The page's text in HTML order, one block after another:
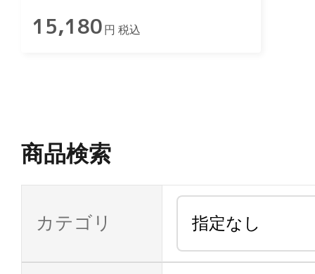
15,180 円 税込
商品検索
カテゴリ